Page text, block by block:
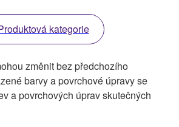
kategorie
změnit bez předchozího
barvy a povrchové úpravy se
a povrchových úprav skutečných